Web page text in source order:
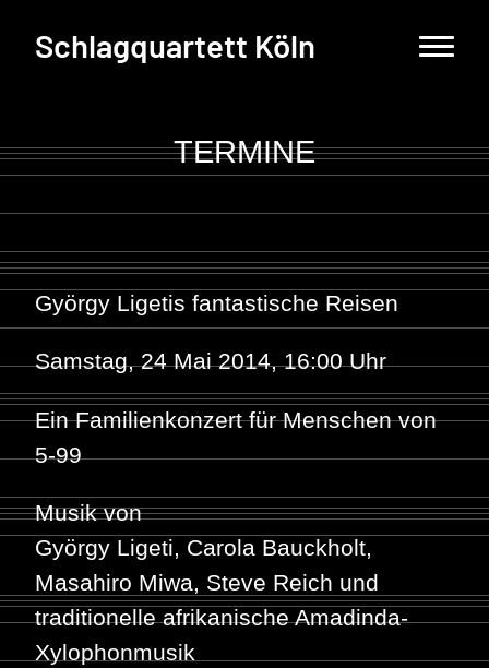
Schlagquartett Köln
TERMINE
György Ligetis fantastische Reisen
Samstag, 24 Mai 2014, 16:00 Uhr
Ein Familienkonzert für Menschen von
5-99
Musik von
György Ligeti, Carola Bauckholt,
Masahiro Miwa, Steve Reich und
traditionelle afrikanische Amadinda-
Xylophonmusik